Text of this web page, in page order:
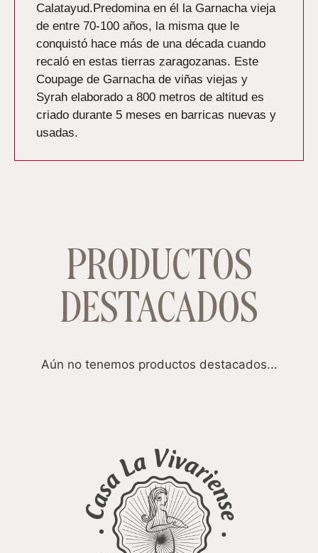
Calatayud.Predomina en él la Garnacha vieja
de entre 70-100 años, la misma que le
conquistó hace más de una década cuando
recaló en estas tierras zaragozanas. Este
Coupage de Garnacha de viñas viejas y
Syrah elaborado a 800 metros de altitud es
criado durante 5 meses en barricas nuevas y
usadas.
PRODUCTOS
DESTACADOS
Aún no tenemos productos destacados...